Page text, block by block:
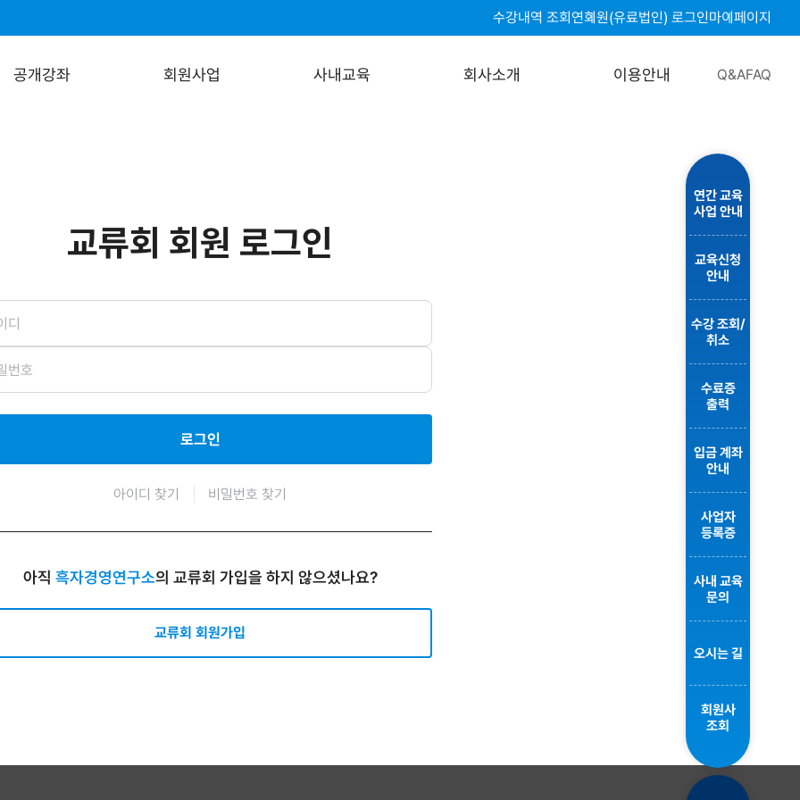
수강내역 조회연회원(유료법인) 로그인마이페이지
공개강좌 회원사업 사내교육 회사소개 이용안내 Q&AFAQ
연간 교육
사업 안내
교육신청
안내
수강 조회/
취소
수료증
출력
입금 계좌
안내
사업자
등록증
사내 교육
문의
오시는 길
회원사
조회
교류회 회원 로그인
로그인
아이디 찾기 비밀번호 찾기
아직 흑자경영연구소의 교류회 가입을 하지 않으셨나요?
교류회 회원가입